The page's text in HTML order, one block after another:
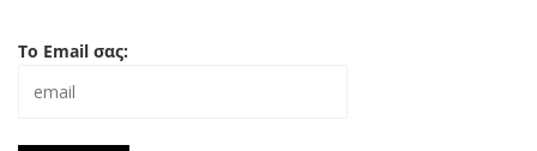
Το Email σας: